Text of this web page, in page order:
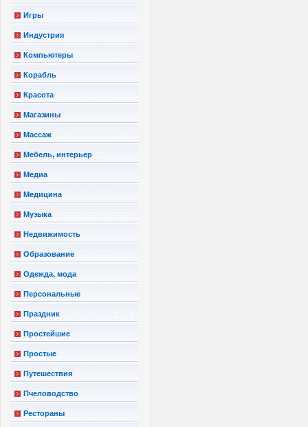
Игры
Индустрия
Компьютеры
Корабль
Красота
Магазины
Массаж
Мебель, интерьер
Медиа
Медицина
Музыка
Недвижимость
Образование
Одежда, мода
Персональные
Праздник
Простейшие
Простые
Путешествия
Пчеловодство
Рестораны